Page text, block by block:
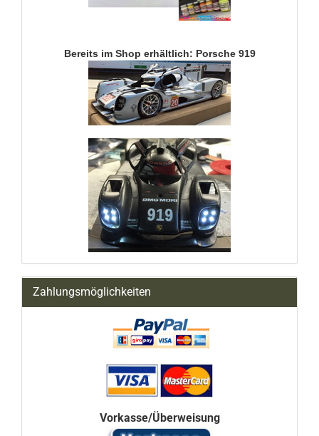
Bereits im Shop erhältlich: Porsche 919
Zahlungsmöglichkeiten
Vorkasse/Überweisung